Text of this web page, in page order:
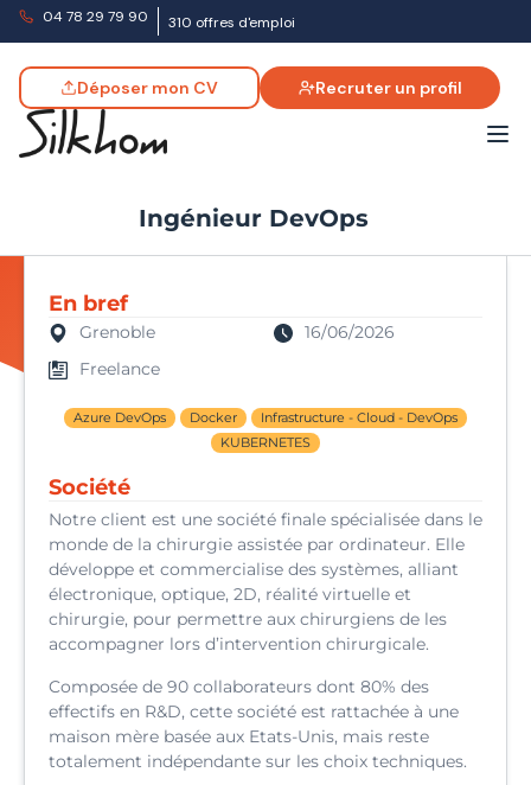
04 78 29 79 90 310 offres d'emploi
Déposer mon CV Recruter un profil
Ingénieur DevOps
En bref
Grenoble
Freelance
16/06/2026
Azure DevOps Docker
Infrastructure - Cloud - DevOps
KUBERNETES
Société
Notre client est une société finale spécialisée dans le
monde de la chirurgie assistée par ordinateur. Elle
développe et commercialise des systèmes, alliant
électronique, optique, 2D, réalité virtuelle et
chirurgie, pour permettre aux chirurgiens de les
accompagner lors d’intervention chirurgicale.
Composée de 90 collaborateurs dont 80% des
effectifs en R&D, cette société est rattachée à une
maison mère basée aux Etats-Unis, mais reste
totalement indépendante sur les choix techniques.